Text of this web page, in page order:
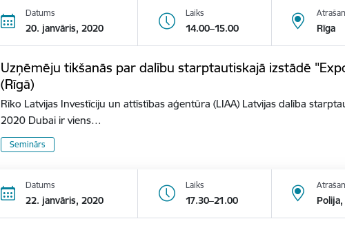
Datums
20. janvāris, 2020
Laiks
14.00–15.00 Rīga
Uzņēmēju tikšanās par dalību starptautiskajā izstādē
(Rīgā)
Rīko Latvijas Investīciju un attīstības aģentūra (LIAA) Latvijas dalība
2020 Dubai ir viens…
Seminārs
Datums
22. janvāris, 2020
Laiks
17.30–21.00 Polija,